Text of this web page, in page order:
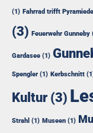
(1) Fahrrad trifft Pyramiede
(3) Feuerwehr Gunneby
Gardasee (1)
Spengler (1) Kerbschnitt
Kultur (3)
Strahl (1) Museen (1)